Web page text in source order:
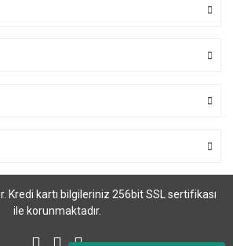
Kredi kartı bilgileriniz 256bit SSL sertifikası
ile korunmaktadır.